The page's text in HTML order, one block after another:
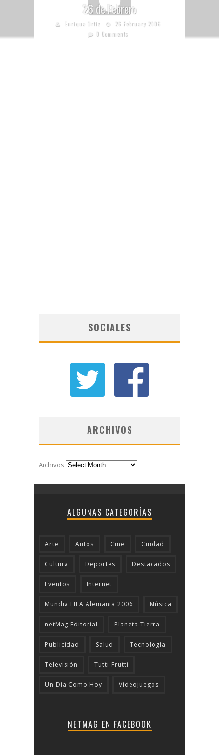
26 de Febrero
Enrique Ortiz
26 February 2006
0 Comments
SOCIALES
ARCHIVOS
Archivos
ALGUNAS CATEGORÍAS
Arte Autos Cine Ciudad
Cultura Deportes Destacados
Eventos Internet
Mundia FIFA Alemania 2006 Música
netMag Editorial Planeta Tierra
Publicidad Salud Tecnologí­a
Televisión Tutti-Frutti
Un Día Como Hoy Videojuegos
NETMAG EN FACEBOOK